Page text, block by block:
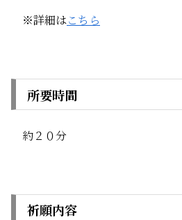
※詳細はこちら
所要時間
約２０分
祈願内容